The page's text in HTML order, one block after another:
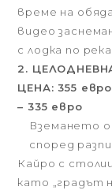
време на
видео
с лодка по
2.
ЦЕНА: 355
– 335 евро
Вземането
според
Кайро с
като „градът